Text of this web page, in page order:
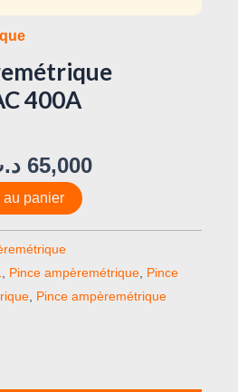
400A
65,000
au panier
, Pince ampèremétrique, Pince
, Pince ampèremétrique